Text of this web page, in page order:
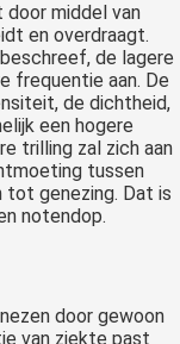
door middel van
en overdraagt.
de lagere
frequentie aan. De
de dichtheid,
een hogere
trilling zal zich aan
tussen
genezing. Dat is
notendop.
door gewoon
van ziekte past